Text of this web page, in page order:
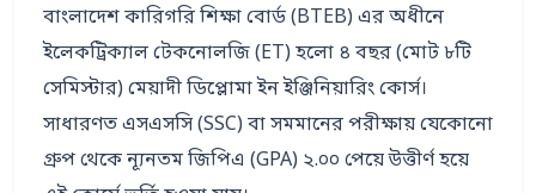
বাংলাদেশ কারিগরি শিক্ষা বোর্ড (BTEB) এর অধীনে
ইলেকট্রিক্যাল টেকনোলজি (ET) হলো ৪ বছর (মোট ৮টি
সেমিস্টার) মেয়াদী ডিপ্লোমা ইন ইঞ্জিনিয়ারিং কোর্স।
সাধারণত এসএসসি (SSC) বা সমমানের পরীক্ষায় যেকোনো
গ্রুপ থেকে ন্যূনতম জিপিএ (GPA) ২.০০ পেয়ে উত্তীর্ণ হয়ে